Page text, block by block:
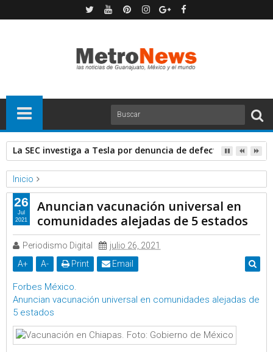
La SEC investiga a Tesla por denuncia de defectos en los
Inicio
Forbes
Noticias
Anuncian vacunación universal en comunidades alejadas de 5
estados
Anuncian vacunación universal en
comunidades alejadas de 5 estados
Periodismo Digital
julio 26, 2021
A+ A- Print Email
Forbes México.
Anuncian vacunación universal en comunidades alejadas de
5 estados
26
Jul
2021